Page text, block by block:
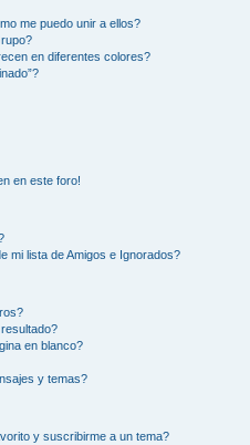
me puedo unir a ellos?
en diferentes colores?
en este foro!
mi lista de Amigos e Ignorados?
en blanco?
y temas?
y suscribirme a un tema?